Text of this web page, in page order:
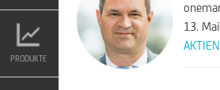
U
PRODUKTE
13.